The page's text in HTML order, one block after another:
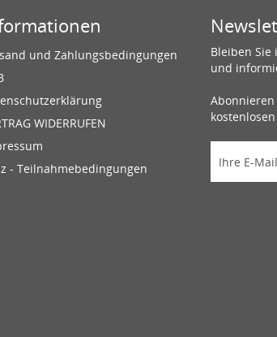
und Zahlungsbedingungen
WIDERRUFEN
- Teilnahmebedingungen
Bleiben
und